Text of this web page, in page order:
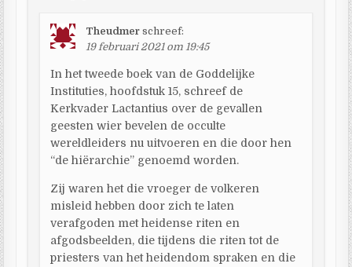
Theudmer schreef:
19 februari 2021 om 19:45
In het tweede boek van de Goddelijke
Instituties, hoofdstuk 15, schreef de
Kerkvader Lactantius over de gevallen
geesten wier bevelen de occulte
wereldleiders nu uitvoeren en die door hen
“de hiërarchie” genoemd worden.
Zij waren het die vroeger de volkeren
misleid hebben door zich te laten
verafgoden met heidense riten en
afgodsbeelden, die tijdens die riten tot de
priesters van het heidendom spraken en die